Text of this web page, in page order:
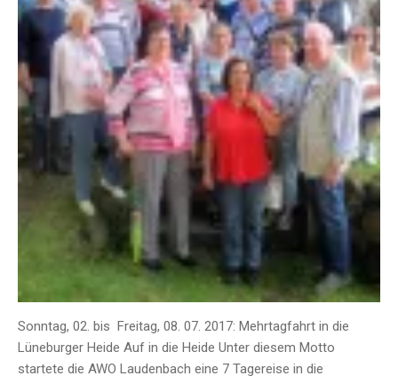
Sonntag, 02. bis Freitag, 08. 07. 2017: Mehrtagfahrt in die
Lüneburger Heide Auf in die Heide Unter diesem Motto
startete die AWO Laudenbach eine 7 Tagereise in die